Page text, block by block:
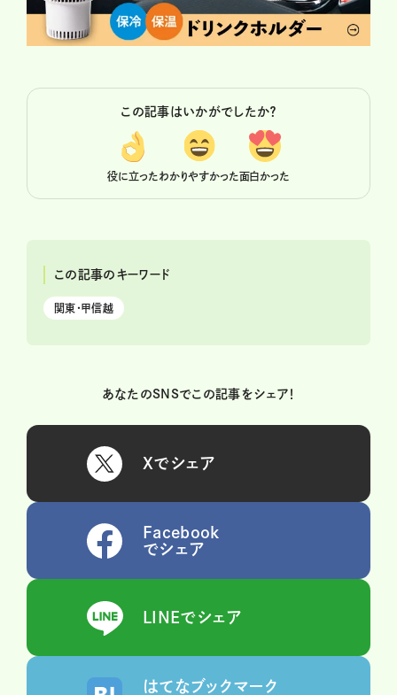
この記事はいかがでしたか？
役に立ったわかりやすかった面白かった
この記事のキーワード
関東・甲信越
あなたのSNSでこの記事をシェア！
Xでシェア
Facebook
でシェア
LINEでシェア
はてなブックマーク